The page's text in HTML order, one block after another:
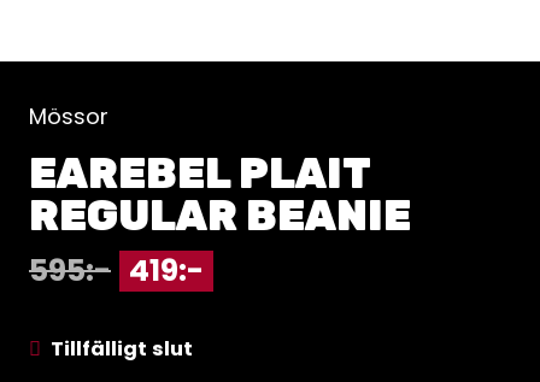
Mössor
EAREBEL PLAIT
REGULAR BEANIE
595:- 419:-
Tillfälligt slut